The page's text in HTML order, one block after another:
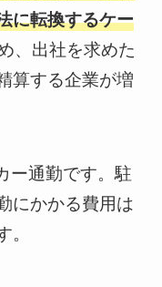
に転換するケー
、出社を求めた
算する企業が増
ー通勤です。駐
にかかる費用は
。